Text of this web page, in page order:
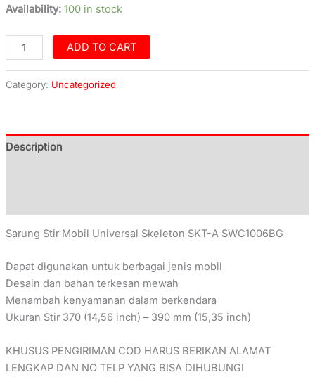
Availability: 100 in stock
ADD TO CART
Category: Uncategorized
Description
Sarung Stir Mobil Universal Skeleton SKT-A SWC1006BG
Dapat digunakan untuk berbagai jenis mobil
Desain dan bahan terkesan mewah
Menambah kenyamanan dalam berkendara
Ukuran Stir 370 (14,56 inch) – 390 mm (15,35 inch)
KHUSUS PENGIRIMAN COD HARUS BERIKAN ALAMAT
LENGKAP DAN NO TELP YANG BISA DIHUBUNGI